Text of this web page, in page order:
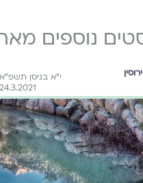
נוספים
י"א בניסן תשפ"א
24.3.2021